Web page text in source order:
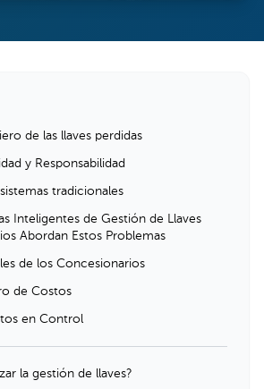
de las llaves perdidas
y Responsabilidad
tradicionales
Inteligentes de Gestión de Llaves
Abordan Estos Problemas
de los Concesionarios
de Costos
en Control
la gestión de llaves?